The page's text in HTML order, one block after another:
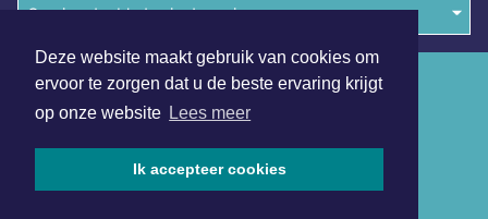
Deze website maakt gebruik van cookies om
ervoor te zorgen dat u de beste ervaring krijgt
op onze website Lees meer
Ik accepteer cookies
Overige dagbladen in de regio
Algemene voorwaarden
Disclaimer